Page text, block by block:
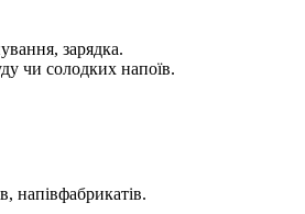
зарядка.
чи солодких напоїв.
напівфабрикатів.